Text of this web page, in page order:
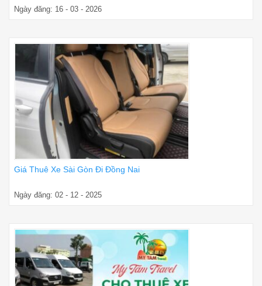
Ngày đăng: 16 - 03 - 2026
Giá Thuê Xe Sài Gòn Đi Đồng Nai
Ngày đăng: 02 - 12 - 2025